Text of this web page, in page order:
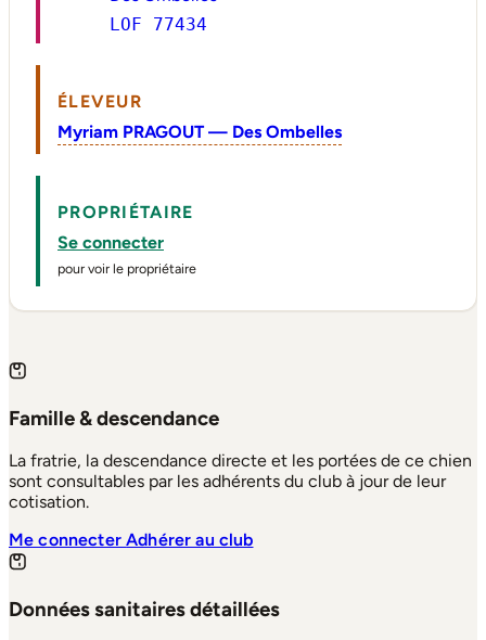
LOF 77434
ÉLEVEUR
Myriam PRAGOUT — Des Ombelles
PROPRIÉTAIRE
Se connecter
pour voir le propriétaire
Famille & descendance
La fratrie, la descendance directe et les portées de ce chien
sont consultables par les adhérents du club à jour de leur
cotisation.
Me connecterAdhérer au club
Données sanitaires détaillées